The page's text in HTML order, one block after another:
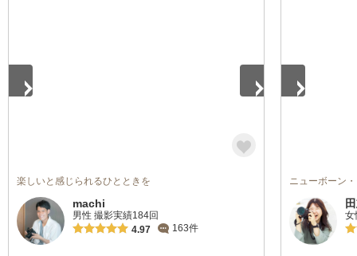
楽しいと感じられるひとときを
machi
男性 撮影実績184回
4.97
163件
ニューボーン
女